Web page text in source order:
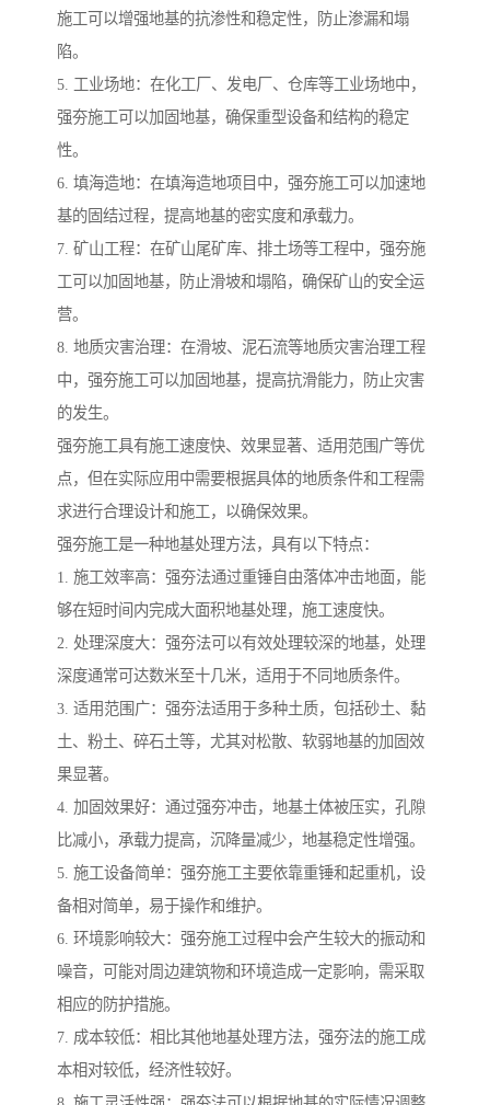
施工可以增强地基的抗渗性和稳定性，防止渗漏和塌
陷。
5. 工业场地：在化工厂、发电厂、仓库等工业场地中，
强夯施工可以加固地基，确保重型设备和结构的稳定
性。
6. 填海造地：在填海造地项目中，强夯施工可以加速地
基的固结过程，提高地基的密实度和承载力。
7. 矿山工程：在矿山尾矿库、排土场等工程中，强夯施
工可以加固地基，防止滑坡和塌陷，确保矿山的安全运
营。
8. 地质灾害治理：在滑坡、泥石流等地质灾害治理工程
中，强夯施工可以加固地基，提高抗滑能力，防止灾害
的发生。
强夯施工具有施工速度快、效果显著、适用范围广等优
点，但在实际应用中需要根据具体的地质条件和工程需
求进行合理设计和施工，以确保效果。
强夯施工是一种地基处理方法，具有以下特点：
1. 施工效率高：强夯法通过重锤自由落体冲击地面，能
够在短时间内完成大面积地基处理，施工速度快。
2. 处理深度大：强夯法可以有效处理较深的地基，处理
深度通常可达数米至十几米，适用于不同地质条件。
3. 适用范围广：强夯法适用于多种土质，包括砂土、黏
土、粉土、碎石土等，尤其对松散、软弱地基的加固效
果显著。
4. 加固效果好：通过强夯冲击，地基土体被压实，孔隙
比减小，承载力提高，沉降量减少，地基稳定性增强。
5. 施工设备简单：强夯施工主要依靠重锤和起重机，设
备相对简单，易于操作和维护。
6. 环境影响较大：强夯施工过程中会产生较大的振动和
噪音，可能对周边建筑物和环境造成一定影响，需采取
相应的防护措施。
7. 成本较低：相比其他地基处理方法，强夯法的施工成
本相对较低，经济性较好。